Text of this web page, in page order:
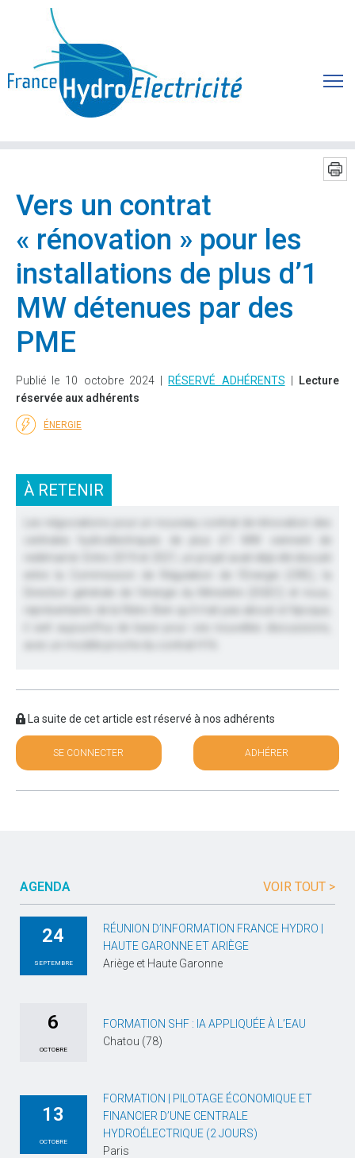
Vers un contrat
« rénovation » pour les
installations de plus d’1
MW détenues par des
PME
Publié le 10 octobre 2024 | RÉSERVÉ ADHÉRENTS
Lecture
réservée aux adhérents
ÉNERGIE
À RETENIR
La suite de cet article est réservé à nos adhérents
SE CONNECTER ADHÉRER
AGENDA VOIR TOUT >
24
SEPTEMBRE
RÉUNION D’INFORMATION FRANCE HYDRO |
HAUTE GARONNE ET ARIÈGE
Ariège et Haute Garonne
6
OCTOBRE
FORMATION SHF : IA APPLIQUÉE À L’EAU
Chatou (78)
13
OCTOBRE
FORMATION | PILOTAGE ÉCONOMIQUE ET
FINANCIER D’UNE CENTRALE
HYDROÉLECTRIQUE (2 JOURS)
Paris